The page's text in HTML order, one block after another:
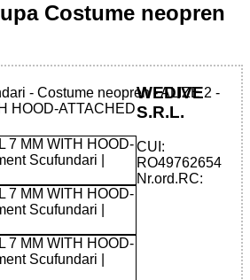
Costume neopren
WEDIVE
S.R.L.
CUI:
RO49762654
Nr.ord.RC: